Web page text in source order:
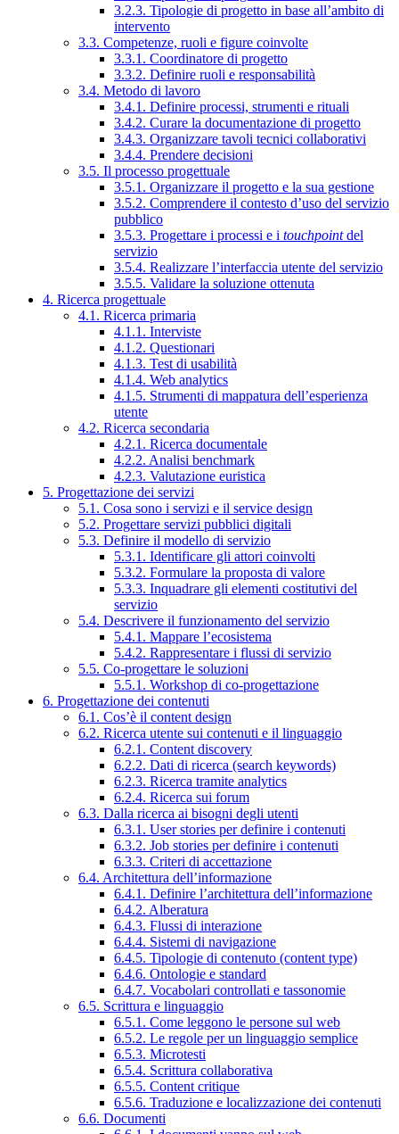
3.2.3. Tipologie di progetto in base all’ambito di
intervento
3.3. Competenze, ruoli e figure coinvolte
3.3.1. Coordinatore di progetto
3.3.2. Definire ruoli e responsabilità
3.4. Metodo di lavoro
3.4.1. Definire processi, strumenti e rituali
3.4.2. Curare la documentazione di progetto
3.4.3. Organizzare tavoli tecnici collaborativi
3.4.4. Prendere decisioni
3.5. Il processo progettuale
3.5.1. Organizzare il progetto e la sua gestione
3.5.2. Comprendere il contesto d’uso del servizio
pubblico
3.5.3. Progettare i processi e i touchpointdel
servizio
3.5.4. Realizzare l’interfaccia utente del servizio
3.5.5. Validare la soluzione ottenuta
4. Ricerca progettuale
4.1. Ricerca primaria
4.1.1. Interviste
4.1.2. Questionari
4.1.3. Test di usabilità
4.1.4. Web analytics
4.1.5. Strumenti di mappatura dell’esperienza
utente
4.2. Ricerca secondaria
4.2.1. Ricerca documentale
4.2.2. Analisi benchmark
4.2.3. Valutazione euristica
5. Progettazione dei servizi
5.1. Cosa sono i servizi e il service design
5.2. Progettare servizi pubblici digitali
5.3. Definire il modello di servizio
5.3.1. Identificare gli attori coinvolti
5.3.2. Formulare la proposta di valore
5.3.3. Inquadrare gli elementi costitutivi del
servizio
5.4. Descrivere il funzionamento del servizio
5.4.1. Mappare l’ecosistema
5.4.2. Rappresentare i flussi di servizio
5.5. Co-progettare le soluzioni
5.5.1. Workshop di co-progettazione
6. Progettazione dei contenuti
6.1. Cos’è il content design
6.2. Ricerca utente sui contenuti e il linguaggio
6.2.1. Content discovery
6.2.2. Dati di ricerca (search keywords)
6.2.3. Ricerca tramite analytics
6.2.4. Ricerca sui forum
6.3. Dalla ricerca ai bisogni degli utenti
6.3.1. User stories per definire i contenuti
6.3.2. Job stories per definire i contenuti
6.3.3. Criteri di accettazione
6.4. Architettura dell’informazione
6.4.1. Definire l’architettura dell’informazione
6.4.2. Alberatura
6.4.3. Flussi di interazione
6.4.4. Sistemi di navigazione
6.4.5. Tipologie di contenuto (content type)
6.4.6. Ontologie e standard
6.4.7. Vocabolari controllati e tassonomie
6.5. Scrittura e linguaggio
6.5.1. Come leggono le persone sul web
6.5.2. Le regole per un linguaggio semplice
6.5.3. Microtesti
6.5.4. Scrittura collaborativa
6.5.5. Content critique
6.5.6. Traduzione e localizzazione dei contenuti
6.6. Documenti